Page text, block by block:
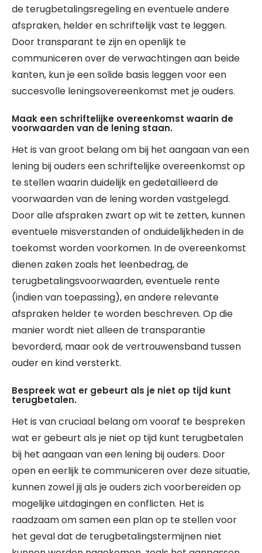
de terugbetalingsregeling en eventuele andere
afspraken, helder en schriftelijk vast te leggen.
Door transparant te zijn en openlijk te
communiceren over de verwachtingen aan beide
kanten, kun je een solide basis leggen voor een
succesvolle leningsovereenkomst met je ouders.
Maak een schriftelijke overeenkomst waarin de
voorwaarden van de lening staan.
Het is van groot belang om bij het aangaan van een
lening bij ouders een schriftelijke overeenkomst op
te stellen waarin duidelijk en gedetailleerd de
voorwaarden van de lening worden vastgelegd.
Door alle afspraken zwart op wit te zetten, kunnen
eventuele misverstanden of onduidelijkheden in de
toekomst worden voorkomen. In de overeenkomst
dienen zaken zoals het leenbedrag, de
terugbetalingsvoorwaarden, eventuele rente
(indien van toepassing), en andere relevante
afspraken helder te worden beschreven. Op die
manier wordt niet alleen de transparantie
bevorderd, maar ook de vertrouwensband tussen
ouder en kind versterkt.
Bespreek wat er gebeurt als je niet op tijd kunt
terugbetalen.
Het is van cruciaal belang om vooraf te bespreken
wat er gebeurt als je niet op tijd kunt terugbetalen
bij het aangaan van een lening bij ouders. Door
open en eerlijk te communiceren over deze situatie,
kunnen zowel jij als je ouders zich voorbereiden op
mogelijke uitdagingen en conflicten. Het is
raadzaam om samen een plan op te stellen voor
het geval dat de terugbetalingstermijnen niet